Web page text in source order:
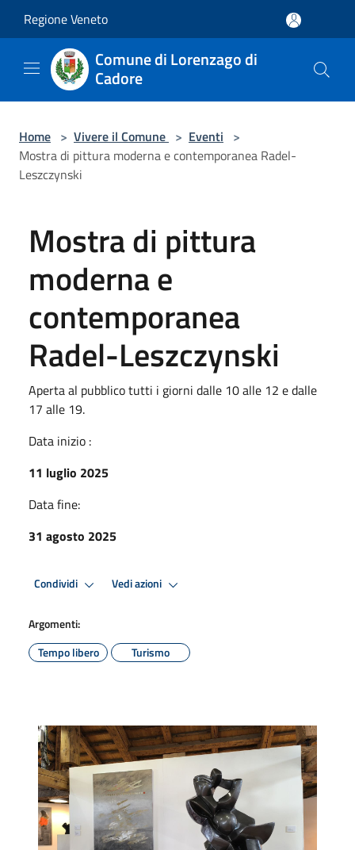
Regione Veneto
Comune di Lorenzago di
Cadore
Home > Vivere il Comune > Eventi >
Mostra di pittura moderna e contemporanea Radel-
Leszczynski
Mostra di pittura
moderna e
contemporanea
Radel-Leszczynski
Aperta al pubblico tutti i giorni dalle 10 alle 12 e dalle
17 alle 19.
Data inizio :
11 luglio 2025
Data fine:
31 agosto 2025
Condividi Vedi azioni
Argomenti:
Tempo libero
Turismo